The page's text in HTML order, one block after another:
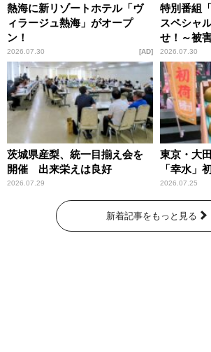
熱海に新リゾートホテル「ヴ
ィラージュ熱海」がオープ
ン！
2026.07.30 AD
特別番組
スペシャ
せ！～被
庁が語る
～」放送
2026.07.30
茨城県産梨、統一目揃え会を
開催 出来栄えは良好
2026.07.29
東京・大
「幸水」
2026.07.25
新着記事をもっと見る